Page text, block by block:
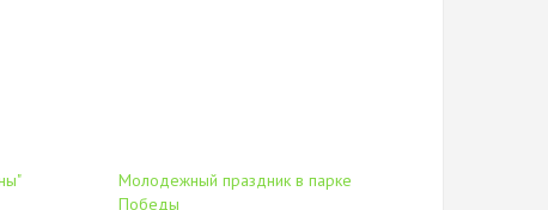
Молодежный праздник в парке
Победы